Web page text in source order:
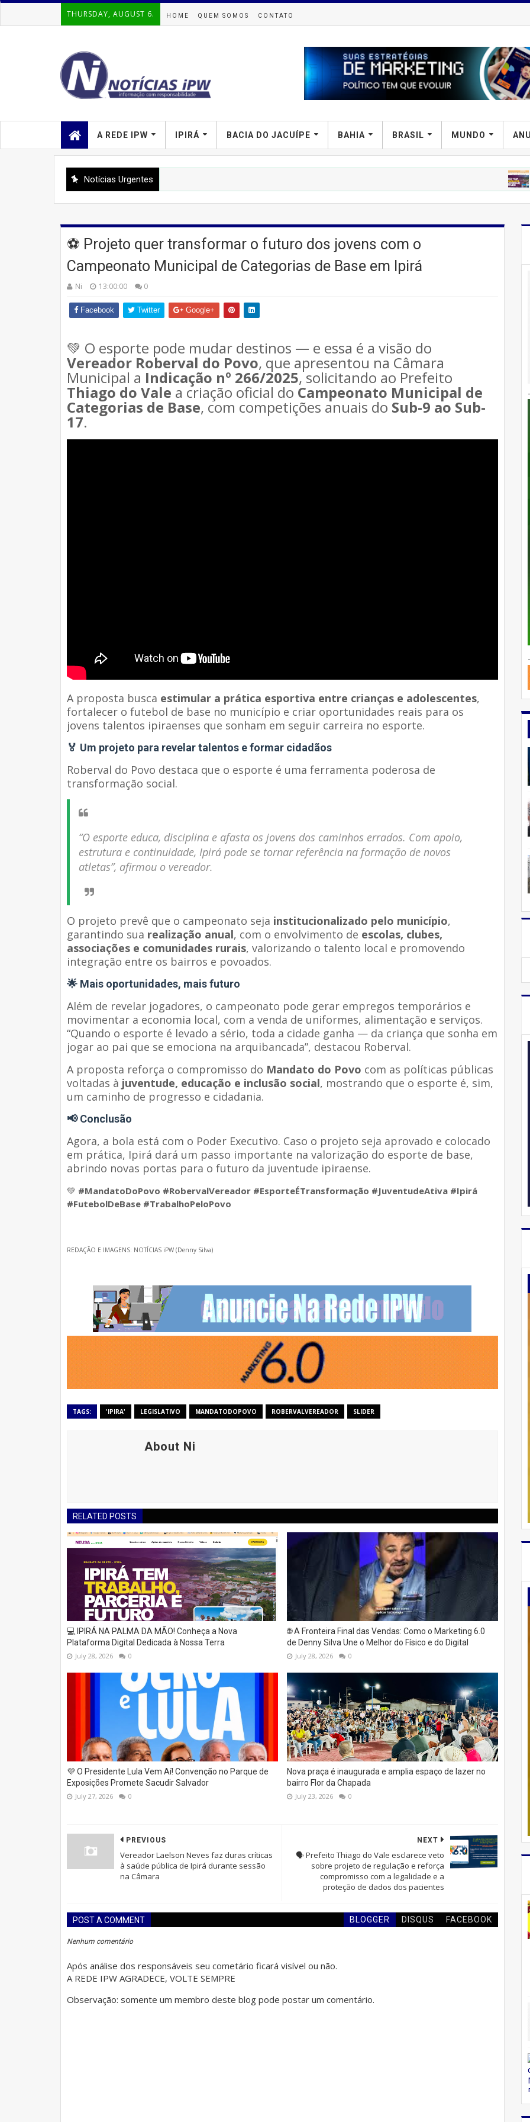
THURSDAY, AUGUST 6. HOME QUEM SOMOS CONTATO
A REDE IPW IPIRÁ BACIA DO JACUÍPE BAHIA BRASIL MUNDO
Notícias Urgentes 'IPIRA'
⚽ Projeto quer transformar o futuro dos jovens com o
Campeonato Municipal de Categorias de Base em Ipirá
Ni 13:00:00 0
Facebook Twitter Google+
💚 O esporte pode mudar destinos — e essa é a visão do
Vereador Roberval do Povo, que apresentou na Câmara
Municipal a Indicação nº 266/2025, solicitando ao Prefeito
Thiago do Vale a criação oficial do Campeonato Municipal de
Categorias de Base, com competições anuais do Sub-9 ao Sub-
17.
A proposta busca estimular a prática esportiva entre crianças e adolescentes,
fortalecer o futebol de base no município e criar oportunidades reais para os
jovens talentos ipiraenses que sonham em seguir carreira no esporte.
🏅 Um projeto para revelar talentos e formar cidadãos
Roberval do Povo destaca que o esporte é uma ferramenta poderosa de
transformação social.
“O esporte educa, disciplina e afasta os jovens dos caminhos errados. Com apoio,
estrutura e continuidade, Ipirá pode se tornar referência na formação de novos
atletas”, afirmou o vereador.
O projeto prevê que o campeonato seja institucionalizado pelo município,
garantindo sua realização anual, com o envolvimento de escolas, clubes,
associações e comunidades rurais, valorizando o talento local e promovendo
integração entre os bairros e povoados.
🌟 Mais oportunidades, mais futuro
Além de revelar jogadores, o campeonato pode gerar empregos temporários e
movimentar a economia local, com a venda de uniformes, alimentação e serviços.
“Quando o esporte é levado a sério, toda a cidade ganha — da criança que sonha em
jogar ao pai que se emociona na arquibancada”, destacou Roberval.
A proposta reforça o compromisso do Mandato do Povo com as políticas públicas
voltadas à juventude, educação e inclusão social, mostrando que o esporte é, sim,
um caminho de progresso e cidadania.
📢 Conclusão
Agora, a bola está com o Poder Executivo. Caso o projeto seja aprovado e colocado
em prática, Ipirá dará um passo importante na valorização do esporte de base,
abrindo novas portas para o futuro da juventude ipiraense.
💚 #MandatoDoPovo #RobervalVereador #EsporteÉTransformação #JuventudeAtiva #Ipirá
#FutebolDeBase #TrabalhoPeloPovo
REDAÇÃO E IMAGENS: NOTÍCIAS iPW (Denny Silva)
TAGS: 'IPIRA' LEGISLATIVO MANDATODOPOVO ROBERVALVEREADOR SLIDER
About Ni
RELATED POSTS
💻 IPIRÁ NA PALMA DA MÃO! Conheça a Nova
Plataforma Digital Dedicada à Nossa Terra
July 28, 2026 0
🌐 A Fronteira Final das Vendas: Como o Marketing 6.0
de Denny Silva Une o Melhor do Físico e do Digital
July 28, 2026 0
💜 O Presidente Lula Vem Aí! Convenção no Parque de
Exposições Promete Sacudir Salvador
July 27, 2026 0
Nova praça é inaugurada e amplia espaço de lazer no
bairro Flor da Chapada
July 23, 2026 0
NEXT
🗣️ Prefeito Thiago do Vale esclarece veto
sobre projeto de regulação e reforça
compromisso com a legalidade e a
proteção de dados dos pacientes
PREVIOUS
Vereador Laelson Neves faz duras críticas
à saúde pública de Ipirá durante sessão
na Câmara
POST A COMMENT BLOGGER DISQUS FACEBOOK
Nenhum comentário
Após análise dos responsáveis seu cometário ficará visível ou não.
A REDE IPW AGRADECE, VOLTE SEMPRE
Observação: somente um membro deste blog pode postar um comentário.